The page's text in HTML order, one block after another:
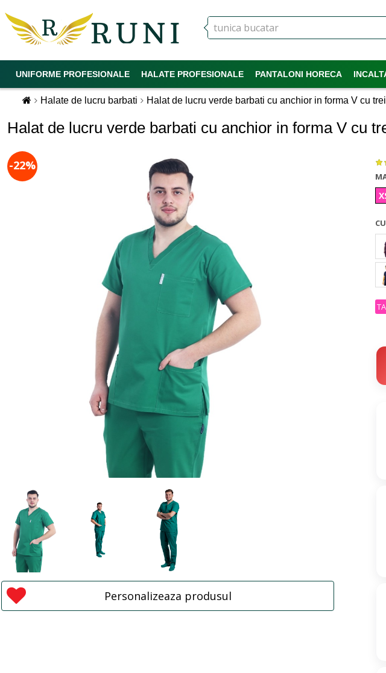
UNIFORME PROFESIONALE HALATE PROFESIONALE PANTALONI HORECA
Halate de lucru barbati Halat de lucru verde barbati cu anchior in forma V cu
Halat de lucru verde barbati cu anchior in forma V cu
-22%
Personalizeaza produsul